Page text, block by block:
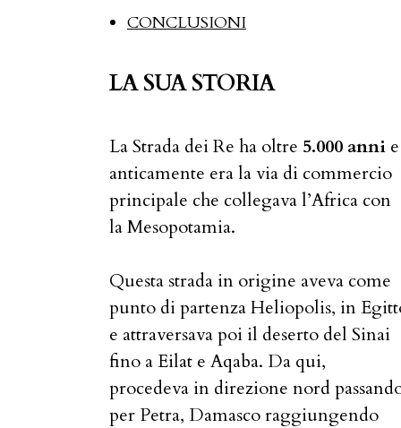
CONCLUSIONI
LA SUA STORIA
La Strada dei Re ha oltre 5.000 anni e
anticamente era la via di commercio
principale che collegava l’Africa con
la Mesopotamia.
Questa strada in origine aveva come
punto di partenza Heliopolis, in
e attraversava poi il deserto del Sinai
fino a Eilat e Aqaba. Da qui,
procedeva in direzione nord
per Petra, Damasco raggiungendo